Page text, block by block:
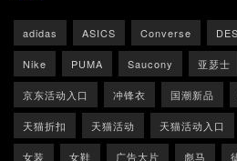
adidas ASICS Converse
Nike PUMA Saucony 亚瑟士
京东活动入口 冲锋衣 国潮新品
天猫折扣 天猫活动 天猫活动入口
女装 女鞋 广告大片 彪马